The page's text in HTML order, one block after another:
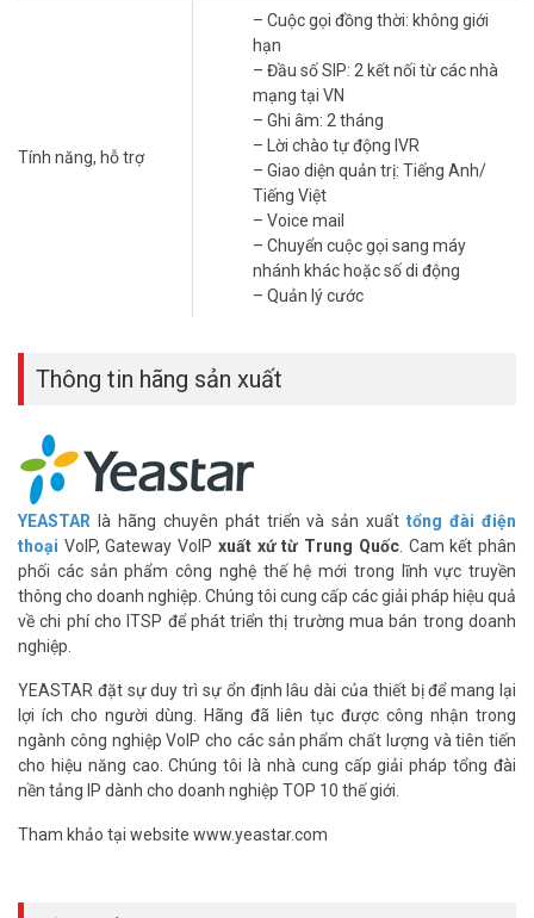
Dễ dàng mở rộng số máy nhánh khi doanh nghiệp phát triển.
Tích Hợp Tính Năng Thông Minh
Chuyển tiếp cuộc gọi, ghi âm, và tích hợp với các phần mềm
CRM để quản lý quan hệ khách hàng hiệu quả.
Hệ thống trả lời tự động (IVR) giúp phân phối cuộc gọi một
Sử dụng công nghệ mã hóa hiện đại để bảo vệ thông tin liên lạc của
Dễ Sử Dụng và Quản Lý
Giao diện quản lý trực quan, dễ dàng cấu hình và theo dõi các cuộc
gọi.
Hỗ Trợ Làm Việc Từ Xa
thông qua ứng dụng di động hoặc máy tính.
Cung cấp báo cáo chi tiết về hiệu suất cuộc gọi, giúp bạn đưa ra
Tính năng, hỗ trợ
– Cuộc gọi đồng thời: không giới
hạn
– Đầu số SIP: 2 kết nối từ các nhà
mạng tại VN
– Ghi âm: 2 tháng
– Lời chào tự động IVR
– Giao diện quản trị: Tiếng Anh/
Tiếng Việt
– Voice mail
– Chuyển cuộc gọi sang máy
nhánh khác hoặc số di động
– Quản lý cước
Thông tin hãng sản xuất
YEASTAR là hãng chuyên phát triển và sản xuấttổng đài điện
thoại VoIP, Gateway VoIP xuất xứ từ Trung Quốc. Cam kết phân
phối các sản phẩm công nghệ thế hệ mới trong lĩnh vực truyền
thông cho doanh nghiệp. Chúng tôi cung cấp các giải pháp hiệu quả
về chi phí cho ITSP để phát triển thị trường mua bán trong doanh
nghiệp.
YEASTAR đặt sự duy trì sự ổn định lâu dài của thiết bị để mang lại
lợi ích cho người dùng. Hãng đã liên tục được công nhận trong
ngành công nghiệp VoIP cho các sản phẩm chất lượng và tiên tiến
cho hiệu năng cao. Chúng tôi là nhà cung cấp giải pháp tổng đài
nền tảng IP dành cho doanh nghiệp TOP 10 thế giới.
Tham khảo tại website www.yeastar.com